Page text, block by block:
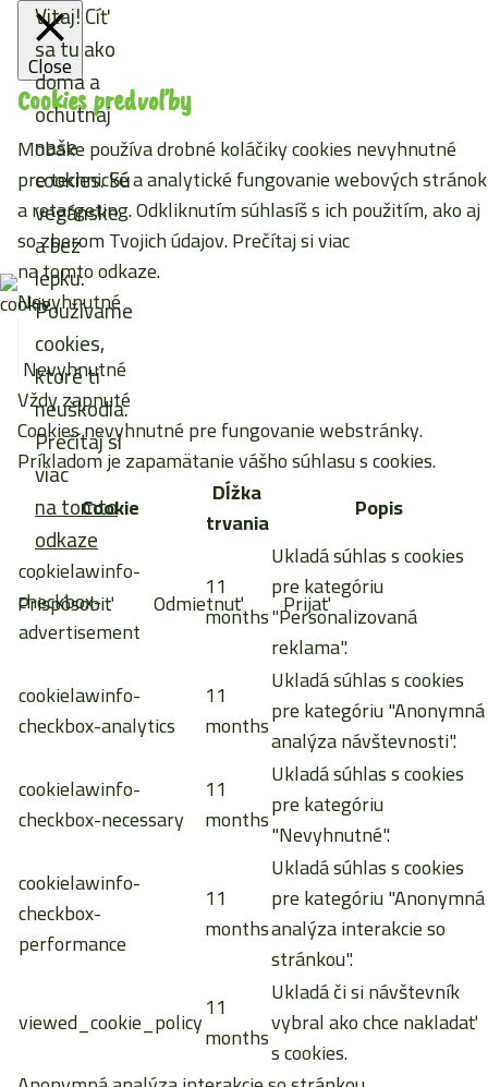
Vitaj! Cíť
sa tu ako
doma a
ochutnaj
naše
cookies. Sú
vegánske
a bez
lepku.
Používame
cookies,
ktoré ti
neuškodia.
Prečítaj si
viac
na tomto
odkaze
.
Prispôsobiť Odmietnuť Prijať
Close
Cookies predvoľby
Mobake používa drobné koláčiky cookies nevyhnutné
pre technické a analytické fungovanie webových stránok
a retargeting. Odkliknutím súhlasíš s ich použitím, ako aj
so zberom Tvojich údajov. Prečítaj si viac
na tomto odkaze.
Nevyhnutné
Nevyhnutné
Vždy zapnuté
Cookies nevyhnutné pre fungovanie webstránky.
Príkladom je zapamätanie vášho súhlasu s cookies.
Cookie
Dĺžka
trvania
Popis
cookielawinfo-
checkbox-
advertisement
11
months
Ukladá súhlas s cookies
pre kategóriu
"Personalizovaná
reklama".
cookielawinfo-
checkbox-analytics
11
months
Ukladá súhlas s cookies
pre kategóriu "Anonymná
analýza návštevnosti".
cookielawinfo-
checkbox-necessary
11
months
Ukladá súhlas s cookies
pre kategóriu
"Nevyhnutné".
cookielawinfo-
checkbox-
performance
11
months
Ukladá súhlas s cookies
pre kategóriu "Anonymná
analýza interakcie so
stránkou".
viewed_cookie_policy11
months
Ukladá či si návštevník
vybral ako chce nakladať
s cookies.